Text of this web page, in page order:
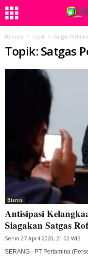
Beranda Topik Satgas
Topik: Satgas
Bisnis
Antisipasi
Siagakan Satgas
Senin 27 April 2020, 21:02 WIB
SERANG - PT Pertamina